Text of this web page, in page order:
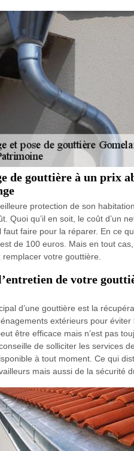
de gouttière à un prix
protection de son
Quoi qu’il en soit, le coût d’un
faut faire pour la réparer. En ce
de 100 euros. Mais en tout
votre gouttière.
de votre
d’une gouttière est la
extérieurs pour
être efficace mais n’est pas
de solliciter les services
à tout moment. Ce qui
mais aussi de la sécurité